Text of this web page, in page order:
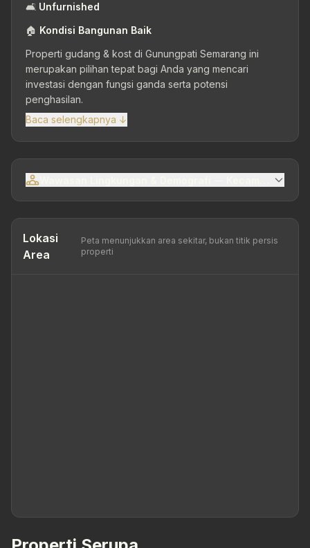
🛋 Unfurnished
🏠 Kondisi Bangunan Baik
Properti gudang & kost di Gunungpati Semarang ini
merupakan pilihan tepat bagi Anda yang mencari
investasi dengan fungsi ganda serta potensi
penghasilan.
Baca selengkapnya ↓
Wawasan Lingkungan & Demografi — Kecamatan
Lokasi
Area
Peta menunjukkan area sekitar, bukan titik persis
properti